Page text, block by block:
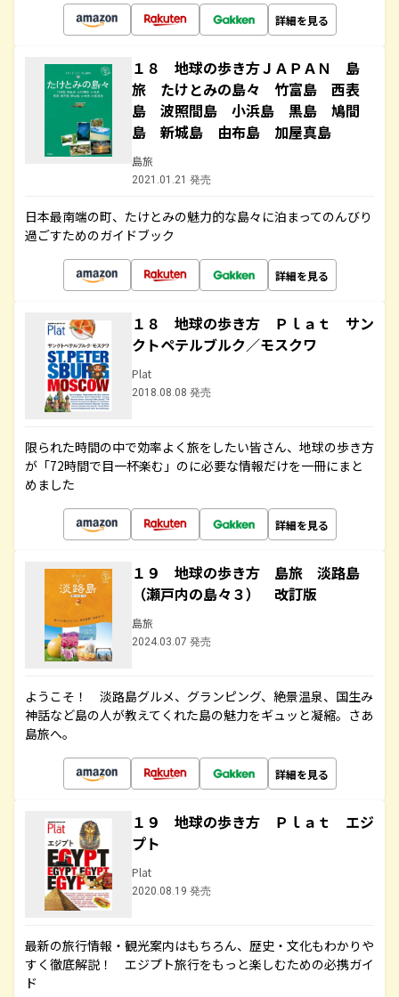
詳細を見る
１８ 地球の歩き方ＪＡＰＡＮ 島
旅 たけとみの島々 竹富島 西表
島 波照間島 小浜島 黒島 鳩間
島 新城島 由布島 加屋真島
島旅
2021.01.21 発売
日本最南端の町、たけとみの魅力的な島々に泊まってのんびり
過ごすためのガイドブック
詳細を見る
１８ 地球の歩き方 Ｐｌａｔ サン
クトペテルブルク／モスクワ
Plat
2018.08.08 発売
限られた時間の中で効率よく旅をしたい皆さん、地球の歩き方
が「72時間で目一杯楽む」のに必要な情報だけを一冊にまと
めました
詳細を見る
１９ 地球の歩き方 島旅 淡路島
（瀬戸内の島々３） 改訂版
島旅
2024.03.07 発売
ようこそ！ 淡路島グルメ、グランピング、絶景温泉、国生み
神話など島の人が教えてくれた島の魅力をギュッと凝縮。さあ
島旅へ。
詳細を見る
１９ 地球の歩き方 Ｐｌａｔ エジ
プト
Plat
2020.08.19 発売
最新の旅行情報・観光案内はもちろん、歴史・文化もわかりや
すく徹底解説！ エジプト旅行をもっと楽しむための必携ガイ
ド